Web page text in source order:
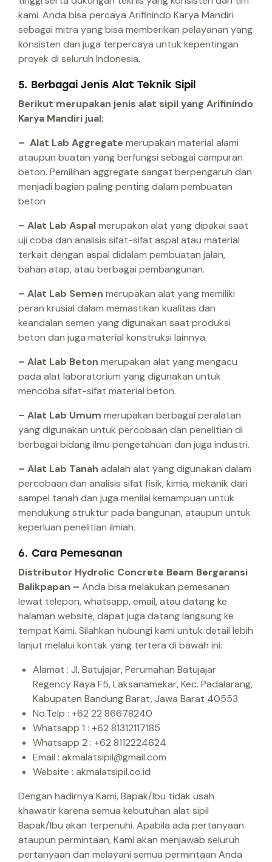
kami. Anda bisa percaya Arifinindo Karya Mandiri
sebagai mitra yang bisa memberikan pelayanan yang
konsisten dan juga terpercaya untuk kepentingan
proyek di seluruh Indonesia.
5. Berbagai Jenis Alat Teknik Sipil
Berikut merupakan jenis alat sipil yang Arifinindo
Karya Mandiri jual:
– Alat Lab Aggregate merupakan material alami
ataupun buatan yang berfungsi sebagai campuran
beton. Pemilihan aggregate sangat berpengaruh dan
menjadi bagian paling penting dalam pembuatan
beton
– Alat Lab Aspalmerupakan alat yang dipakai saat
uji coba dan analisis sifat-sifat aspal atau material
terkait dengan aspal didalam pembuatan jalan,
bahan atap, atau berbagai pembangunan.
– Alat Lab Semen merupakan alat yang memiliki
peran krusial dalam memastikan kualitas dan
keandalan semen yang digunakan saat produksi
beton dan juga material konstruksi lainnya.
– Alat Lab Beton merupakan alat yang mengacu
pada alat laboratorium yang digunakan untuk
mencoba sifat-sifat material beton.
– Alat Lab Umum merupakan berbagai peralatan
yang digunakan untuk percobaan dan penelitian di
berbagai bidang ilmu pengetahuan dan juga industri.
– Alat Lab Tanah adalah alat yang digunakan dalam
percobaan dan analisis sifat fisik, kimia, mekanik dari
sampel tanah dan juga menilai kemampuan untuk
mendukung struktur pada bangunan, ataupun untuk
keperluan penelitian ilmiah.
6. Cara Pemesanan
Distributor Hydrolic Concrete Beam Bergaransi
Balikpapan – Anda bisa melakukan pemesanan
lewat telepon, whatsapp, email, atau datang ke
halaman website, dapat juga datang langsung ke
tempat Kami. Silahkan hubungi kami untuk detail lebih
lanjut melalui kontak yang tertera di bawah ini:
Alamat : Jl. Batujajar, Perumahan Batujajar
Regency Raya F5, Laksanamekar, Kec. Padalarang,
Kabupaten Bandung Barat, Jawa Barat 40553
No.Telp : +62 22 86678240
Whatsapp 1 : +62 81312117185
Whatsapp 2 : +62 8112224624
Email : akmalatsipil@gmail.com
Website : akmalatsipil.co.id
Dengan hadirnya Kami, Bapak/Ibu tidak usah
khawatir karena semua kebutuhan alat sipil
Bapak/Ibu akan terpenuhi. Apabila ada pertanyaan
ataupun permintaan, Kami akan menjawab seluruh
pertanyaan dan melayani semua permintaan Anda